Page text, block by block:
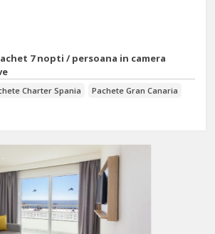
7 nopti / persoana in camera
Charter Spania
Pachete Gran Canaria